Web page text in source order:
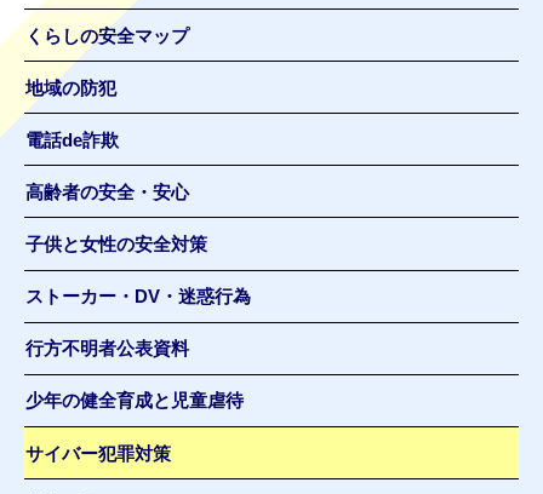
くらしの安全マップ
地域の防犯
電話de詐欺
高齢者の安全・安心
子供と女性の安全対策
ストーカー・DV・迷惑行為
行方不明者公表資料
少年の健全育成と児童虐待
サイバー犯罪対策